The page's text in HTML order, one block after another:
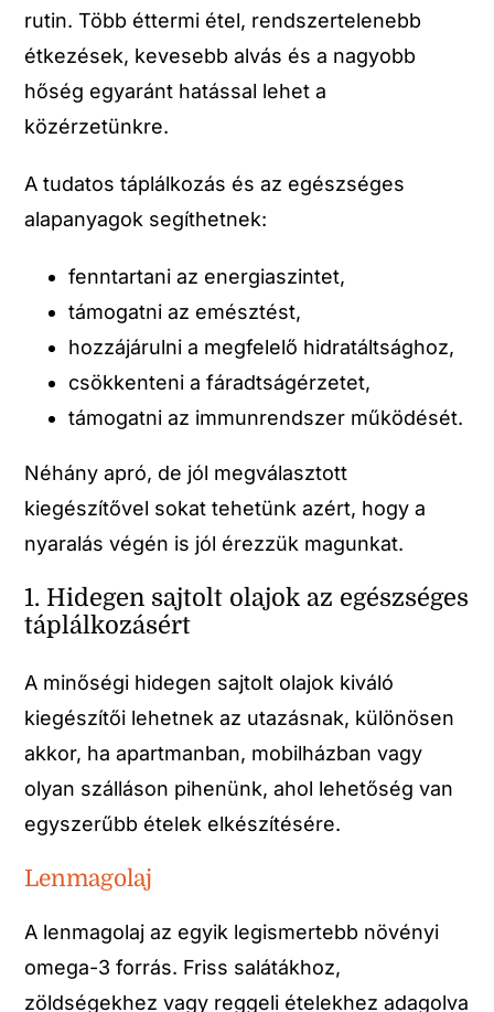
rutin. Több éttermi étel, rendszertelenebb
étkezések, kevesebb alvás és a nagyobb
hőség egyaránt hatással lehet a
közérzetünkre.
A tudatos táplálkozás és az egészséges
alapanyagok segíthetnek:
fenntartani az energiaszintet,
támogatni az emésztést,
hozzájárulni a megfelelő hidratáltsághoz,
csökkenteni a fáradtságérzetet,
támogatni az immunrendszer működését.
Néhány apró, de jól megválasztott
kiegészítővel sokat tehetünk azért, hogy a
nyaralás végén is jól érezzük magunkat.
1. Hidegen sajtolt olajok az egészséges
táplálkozásért
A minőségi hidegen sajtolt olajok kiváló
kiegészítői lehetnek az utazásnak, különösen
akkor, ha apartmanban, mobilházban vagy
olyan szálláson pihenünk, ahol lehetőség van
egyszerűbb ételek elkészítésére.
Lenmagolaj
A lenmagolaj az egyik legismertebb növényi
omega-3 forrás. Friss salátákhoz,
zöldségekhez vagy reggeli ételekhez adagolva